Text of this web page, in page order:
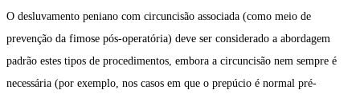
O desluvamento peniano com circuncisão associada (como meio de
prevenção da fimose pós-operatória) deve ser considerado a abordagem
padrão estes tipos de procedimentos, embora a circuncisão nem sempre é
necessária (por exemplo, nos casos em que o prepúcio é normal pré-